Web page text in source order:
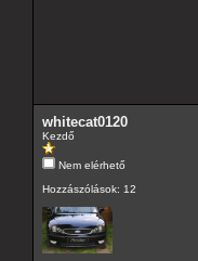
whitecat0120
Kezdő
Nem elérhető
Hozzászólások: 12